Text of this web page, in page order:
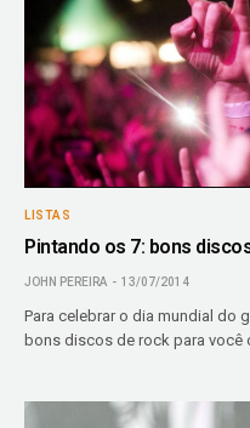
LISTAS
Pintando os 7: bons
JOHN PEREIRA 13/07/2014
Para celebrar o dia mundial do
bons discos de rock para você